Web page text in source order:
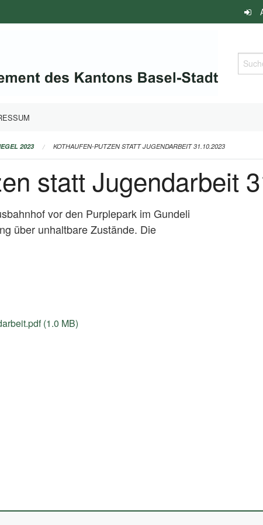
Suche
2023 KOTHAUFEN-PUTZEN STATT JUGENDARBEIT 31.10.2023
statt Jugendarbeit
vor den Purplepark im Gundeli
über unhaltbare Zustände. Die
(1.0 MB)